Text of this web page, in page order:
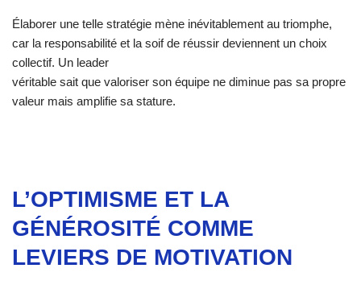
Élaborer une telle stratégie mène inévitablement au triomphe,
car la responsabilité et la soif de réussir deviennent un choix
collectif. Un leader
véritable sait que valoriser son équipe ne diminue pas sa propre
valeur mais amplifie sa stature.
L’OPTIMISME ET LA
GÉNÉROSITÉ COMME
LEVIERS DE MOTIVATION